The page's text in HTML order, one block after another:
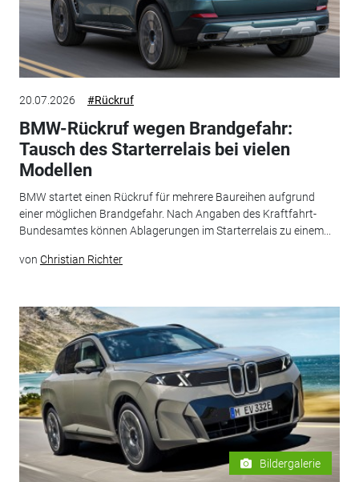
20.07.2026 #Rückruf
BMW-Rückruf wegen Brandgefahr:
Tausch des Starterrelais bei vielen
Modellen
BMW startet einen Rückruf für mehrere Baureihen aufgrund
einer möglichen Brandgefahr. Nach Angaben des Kraftfahrt-
Bundesamtes können Ablagerungen im Starterrelais zu einem...
von Christian Richter
Bildergalerie